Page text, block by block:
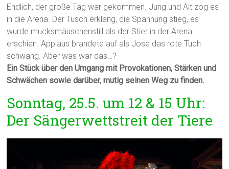
Endlich, der große Tag war gekommen. Jung und Alt zog es
in die Arena. Der Tusch erklang, die Spannung stieg, es
wurde mucksmäuschenstill als der Stier in der Arena
erschien. Applaus brandete auf als Jose das rote Tuch
schwang. Aber was war das…?
Ein Stück über den Umgang mit Provokationen, Stärken und
Schwächen sowie darüber, mutig seinen Weg zu finden.
Sonntag, 25.5. um 12 & 15 Uhr:
Der Sängerwettstreit der Tiere